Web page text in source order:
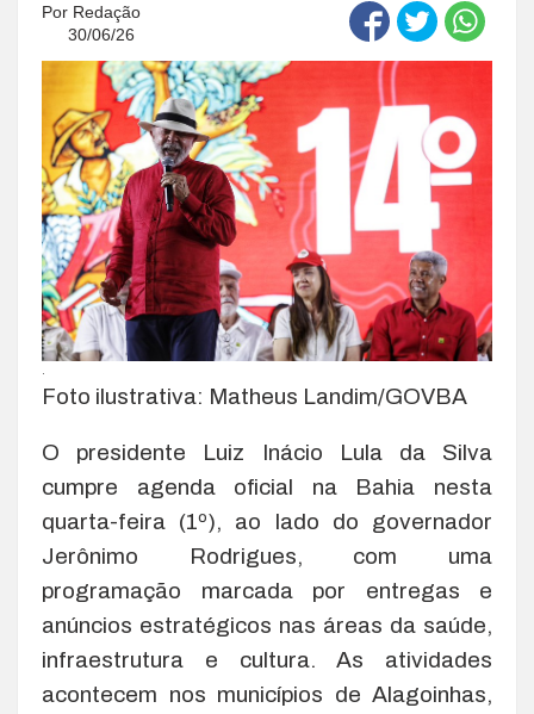
Por Redação
30/06/26
Foto ilustrativa: Matheus Landim/GOVBA
O presidente Luiz Inácio Lula da Silva
cumpre agenda oficial na Bahia nesta
quarta-feira (1º), ao lado do governador
Jerônimo Rodrigues, com uma
programação marcada por entregas e
anúncios estratégicos nas áreas da saúde,
infraestrutura e cultura. As atividades
acontecem nos municípios de Alagoinhas,